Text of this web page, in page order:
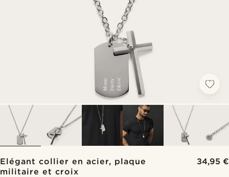
Elégant collier en acier, plaque
militaire et croix
34,95 €